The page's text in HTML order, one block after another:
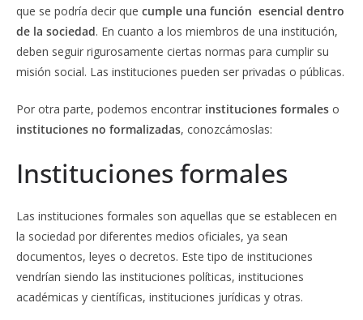
que se podría decir que cumple una función esencial dentro
de la sociedad. En cuanto a los miembros de una institución,
deben seguir rigurosamente ciertas normas para cumplir su
misión social. Las instituciones pueden ser privadas o públicas.
Por otra parte, podemos encontrar instituciones formales o
instituciones no formalizadas, conozcámoslas:
Instituciones formales
Las instituciones formales son aquellas que se establecen en
la sociedad por diferentes medios oficiales, ya sean
documentos, leyes o decretos. Este tipo de instituciones
vendrían siendo las instituciones políticas, instituciones
académicas y científicas, instituciones jurídicas y otras.